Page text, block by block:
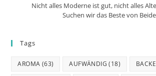
Nicht alles Moderne ist gut, nicht alles
Suchen wir das Beste von
Tags
AROMA (63) AUFWÄNDIG (18)